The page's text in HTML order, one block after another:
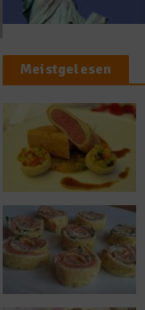
Meistgelesen